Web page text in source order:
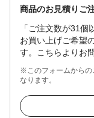
商品のお見積りご
「ご注文数が31
お買い上げご希望
す。こちらよりお
※このフォームからの
なります。